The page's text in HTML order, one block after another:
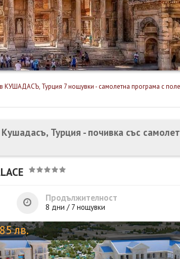
КУШАДАСЪ, Турция 7 нощувки - самолетна програма с
Турция - почивка със самолет
Продължителност
8 дни / 7 нощувки
лв.